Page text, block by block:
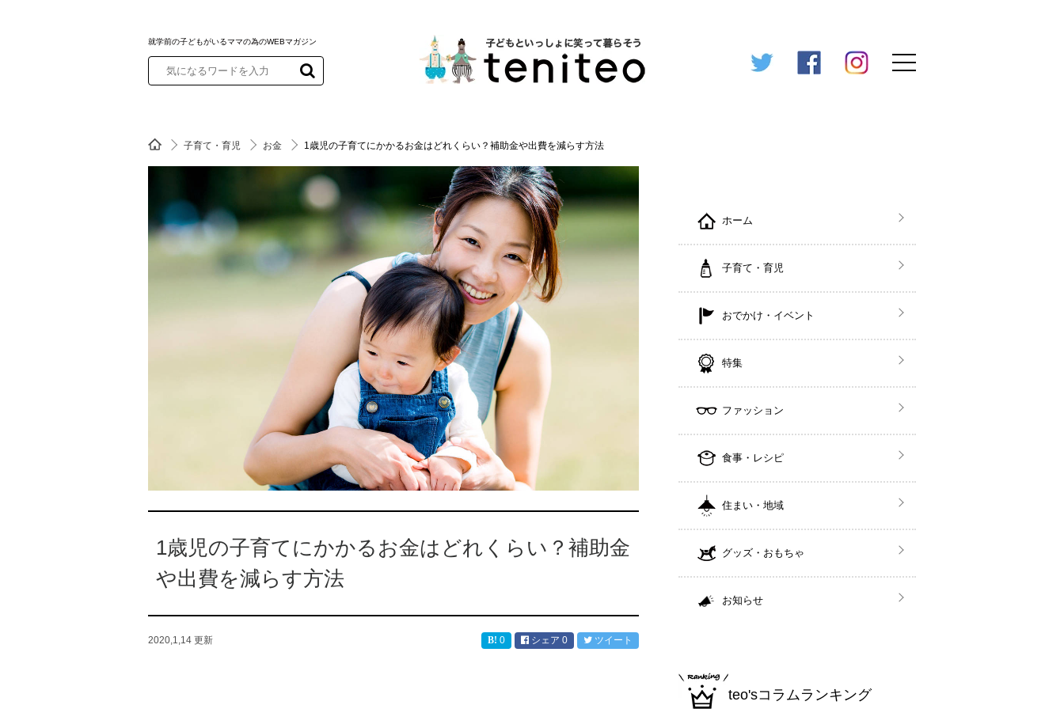
就学前の子どもがいるママの為のWEBマガジン
子育て・育児 お金 1歳児の子育てにかかるお金はどれくらい？補助金や出費を減らす方法
1歳児の子育てにかかるお金はどれくらい？補助金
や出費を減らす方法
2020,1,14 更新 0 シェア 0 ツイート
ホーム
子育て・育児
おでかけ・イベント
特集
ファッション
食事・レシピ
住まい・地域
グッズ・おもちゃ
お知らせ
teo'sコラムランキング